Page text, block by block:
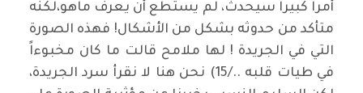
أمراً كبيراً سيحدث، لم يستطع أن يعرف ماهو،لكنه
متأكد من حدوثه بشكل من الأشكال! فهذه الصورة
التي في الجريدة ! لها ملامح قالت ما كان مخبوءاً
في طيات قلبه ../15) نحن هنا لا نقرأ سرد الجريدة،